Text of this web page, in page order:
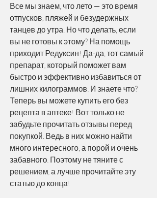
Все мы знаем, что лето — это время
отпусков, пляжей и безудержных
танцев до утра. Но что делать, если
вы не готовы к этому? На помощь
приходит Редуксин! Да-да, тот самый
препарат, который поможет вам
быстро и эффективно избавиться от
лишних килограммов. И знаете что?
Теперь вы можете купить его без
рецепта в аптеке! Вот только не
забудьте прочитать отзывы перед
покупкой. Ведь в них можно найти
много интересного, а порой и очень
забавного. Поэтому не тяните с
решением, а лучше прочитайте эту
статью до конца!